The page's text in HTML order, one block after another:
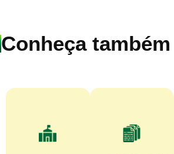
Conheça também